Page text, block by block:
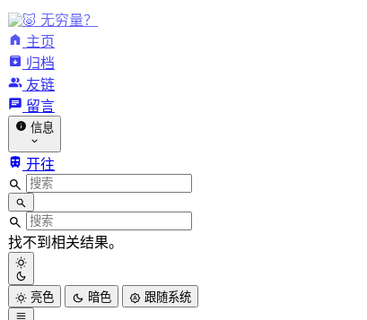
无穷量？
主页
归档
友链
留言
信息
开往
找不到相关结果。
亮色 暗色 跟随系统